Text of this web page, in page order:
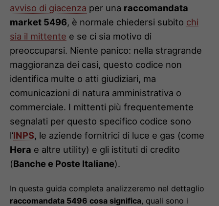
avviso di giacenza per una raccomandata
market 5496, è normale chiedersi subito chi
sia il mittente e se ci sia motivo di
preoccuparsi. Niente panico: nella stragrande
maggioranza dei casi, questo codice non
identifica multe o atti giudiziari, ma
comunicazioni di natura amministrativa o
commerciale. I mittenti più frequentemente
segnalati per questo specifico codice sono
l’INPS, le aziende fornitrici di luce e gas (come
Hera e altre utility) e gli istituti di credito
(Banche e Poste Italiane).
In questa guida completa analizzeremo nel dettaglio
raccomandata 5496 cosa significa, quali sono i